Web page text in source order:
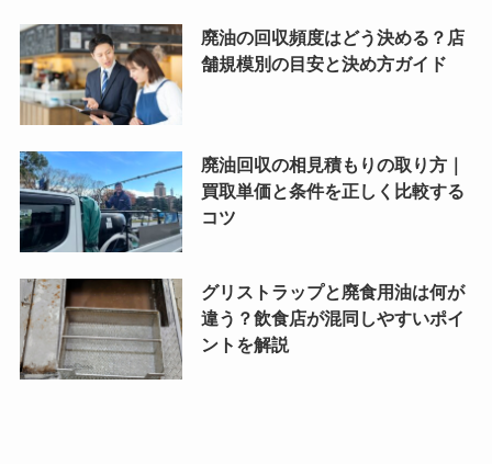
廃油の回収頻度はどう決める？店
舗規模別の目安と決め方ガイド
廃油回収の相見積もりの取り方｜
買取単価と条件を正しく比較する
コツ
グリストラップと廃食用油は何が
違う？飲食店が混同しやすいポイ
ントを解説